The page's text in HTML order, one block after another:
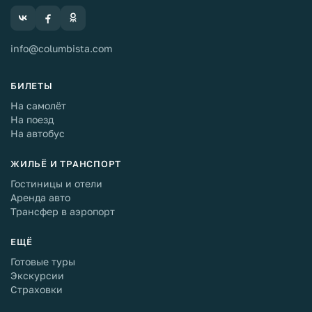
info@columbista.com
БИЛЕТЫ
На самолёт
На поезд
На автобус
ЖИЛЬЁ И ТРАНСПОРТ
Гостиницы и отели
Аренда авто
Трансфер в аэропорт
ЕЩЁ
Готовые туры
Экскурсии
Страховки